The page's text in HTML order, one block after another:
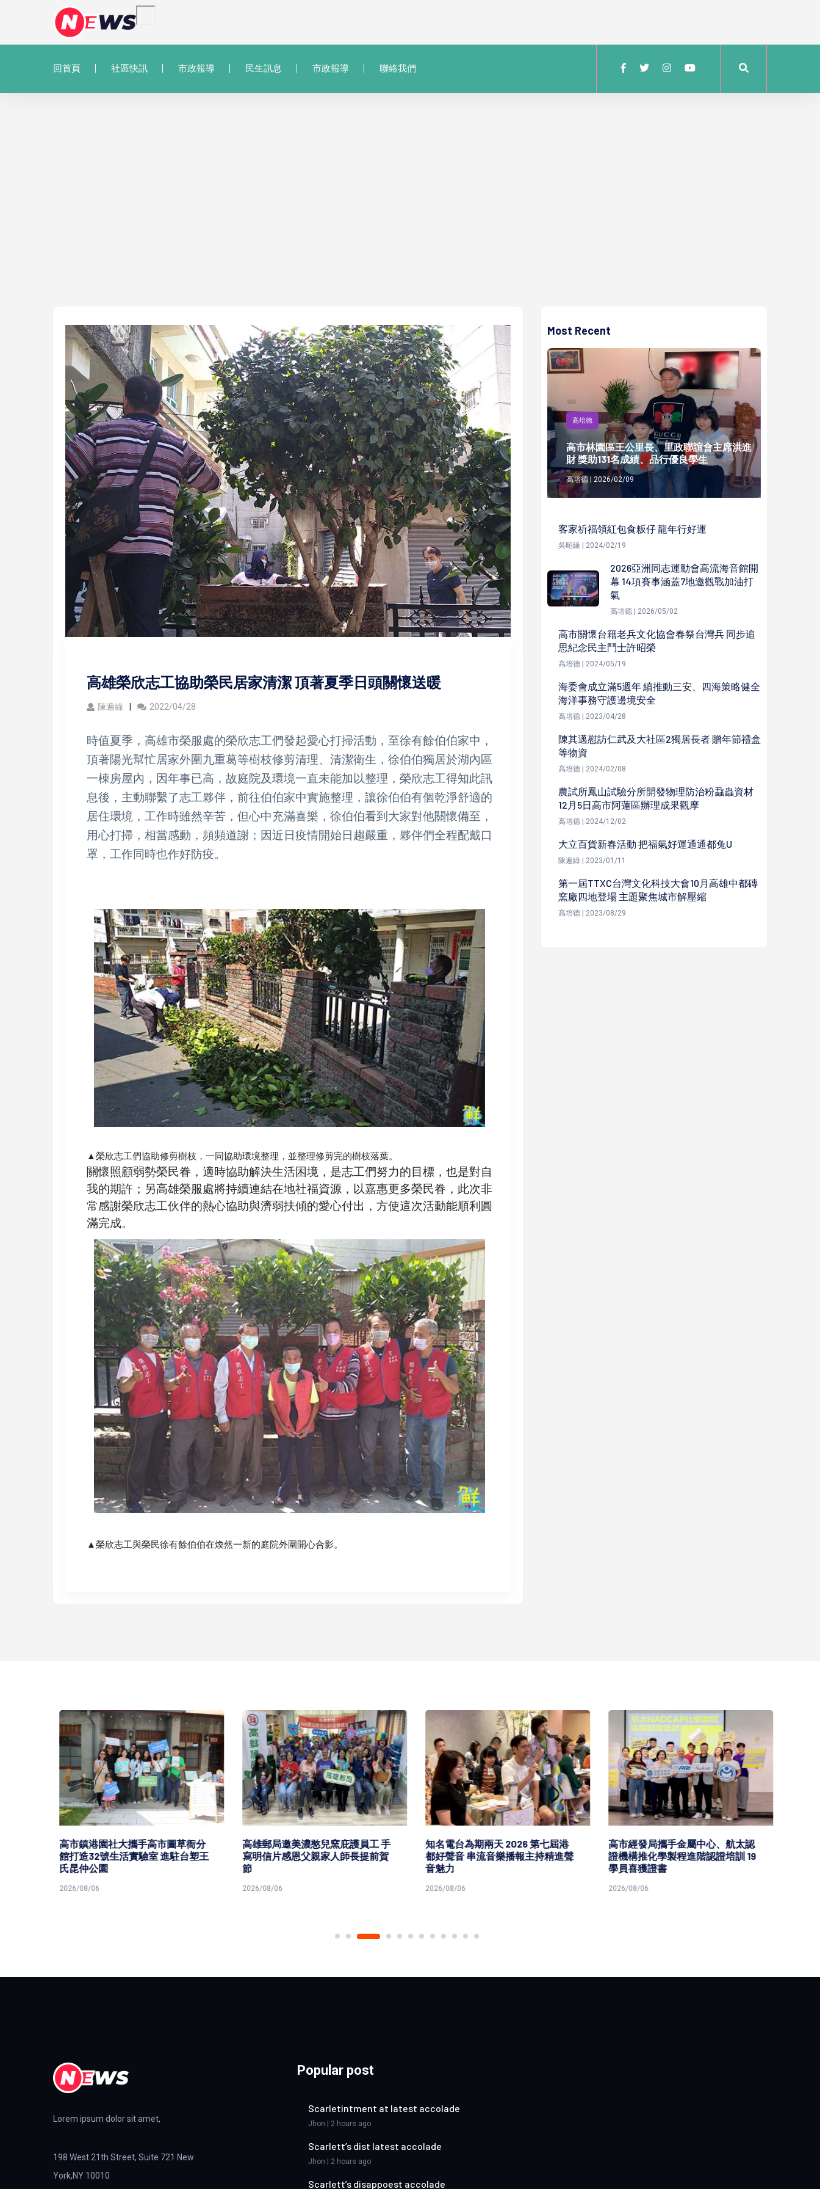
回首頁 社區快訊 市政報導 民生訊息 市政報導 聯絡我們
高雄榮欣志工協助榮民居家清潔 頂著夏季日頭關懷送暖
陳遍綠 2022/04/28
時值夏季，高雄市榮服處的榮欣志工們發起愛心打掃活動，至徐有餘伯伯家中，
頂著陽光幫忙居家外圍九重葛等樹枝修剪清理、清潔衛生，徐伯伯獨居於湖內區
一棟房屋內，因年事已高，故庭院及環境一直未能加以整理，榮欣志工得知此訊
息後，主動聯繫了志工夥伴，前往伯伯家中實施整理，讓徐伯伯有個乾淨舒適的
居住環境，工作時雖然辛苦，但心中充滿喜樂，徐伯伯看到大家對他關懷備至，
用心打掃，相當感動，頻頻道謝；因近日疫情開始日趨嚴重，夥伴們全程配戴口
罩，工作同時也作好防疫。
▲榮欣志工們協助修剪樹枝，一同協助環境整理，並整理修剪完的樹枝落葉。
關懷照顧弱勢榮民眷，適時協助解決生活困境，是志工們努力的目標，也是對自
我的期許；另高雄榮服處將持續連結在地社福資源，以嘉惠更多榮民眷，此次非
常感謝榮欣志工伙伴的熱心協助與濟弱扶傾的愛心付出，方使這次活動能順利圓
滿完成。
▲榮欣志工與榮民徐有餘伯伯在煥然一新的庭院外圍開心合影。
Most Recent
高培德
高市林園區王公里長、里政聯誼會主席洪進
財 獎助131名成績、品行優良學生
高培德 | 2026/02/09
客家祈福領紅包食粄仔 龍年行好運
吳昭緣 | 2024/02/19
2026亞洲同志運動會高流海音館開
幕 14項賽事涵蓋7地邀觀戰加油打
氣
高培德 | 2026/05/02
高市關懷台籍老兵文化協會春祭台灣兵 同步追
思紀念民主鬥士許昭榮
高培德 | 2024/05/19
海委會成立滿5週年 續推動三安、四海策略健全
海洋事務守護邊境安全
高培德 | 2023/04/28
陳其邁慰訪仁武及大社區2獨居長者 贈年節禮盒
等物資
高培德 | 2024/02/08
農試所鳳山試驗分所開發物理防治粉蝨蟲資材
12月5日高市阿蓮區辦理成果觀摩
高培德 | 2024/12/02
大立百貨新春活動 把福氣好運通通都兔U
陳遍綠 | 2023/01/11
第一屆TTXC台灣文化科技大會10月高雄中都磚
窯廠四地登場 主題聚焦城市解壓縮
高培德 | 2023/08/29
高市鎮港園社大攜手高市圖草衙分
館打造32號生活實驗室 進駐台塑王
氏昆仲公園
2026/08/06
高雄郵局邀美濃憨兒窯庇護員工 手
寫明信片感恩父親家人師長提前賀
節
2026/08/06
知名電台為期兩天 2026 第七屆港
都好聲音 串流音樂播報主持精進聲
音魅力
2026/08/06
高市經發局攜手金屬中心、航太認
證機構推化學製程進階認證培訓 19
學員喜獲證書
2026/08/06
Lorem ipsum dolor sit amet,
198 West 21th Street, Suite 721 New
York,NY 10010
Popular post
Scarletintment at latest accolade
Jhon | 2 hours ago
Scarlett’s dist latest accolade
Jhon | 2 hours ago
Scarlett’s disappoest accolade